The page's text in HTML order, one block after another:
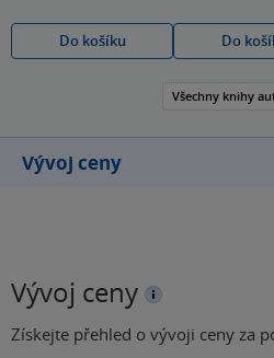
Do košíku Do
Všechny knihy
Vývoj ceny
Vývoj ceny
Získejte přehled o vývoji ceny za